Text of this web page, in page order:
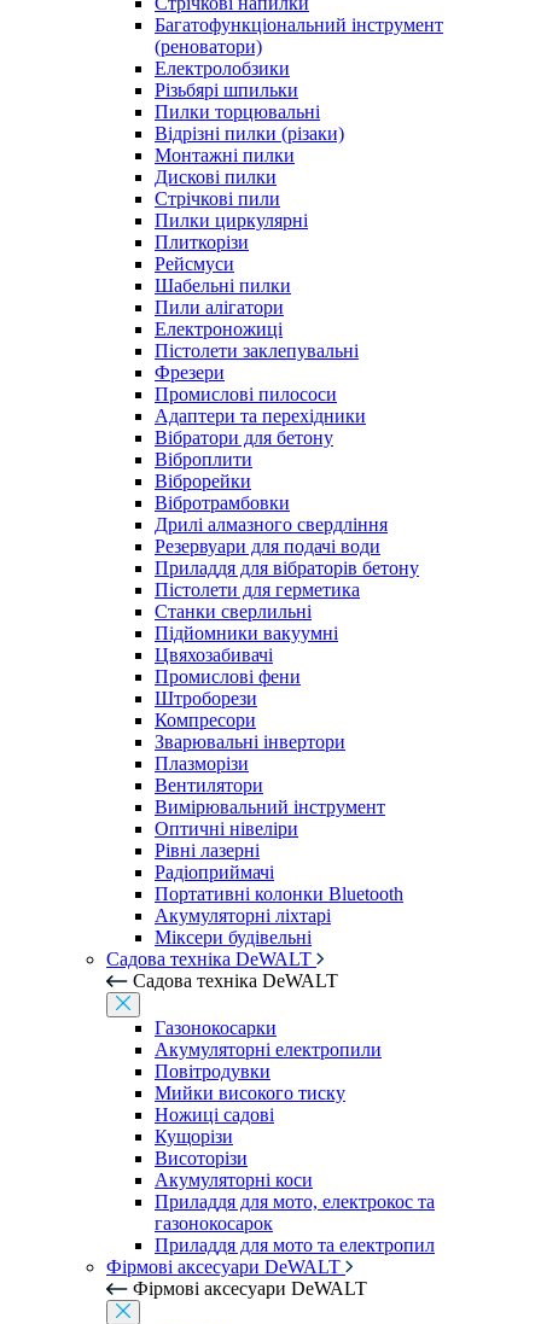
Багатофункціональний інструмент
(реноватори)
Електролобзики
Різьбярі шпильки
Пилки торцювальні
Відрізні пилки (різаки)
Монтажні пилки
Дискові пилки
Стрічкові пили
Пилки циркулярні
Плиткорізи
Рейсмуси
Шабельні пилки
Пили алігатори
Електроножиці
Пістолети заклепувальні
Фрезери
Промислові пилососи
Адаптери та перехідники
Вібратори для бетону
Віброплити
Віброрейки
Вібротрамбовки
Дрилі алмазного свердління
Резервуари для подачі води
Приладдя для вібраторів бетону
Пістолети для герметика
Станки сверлильні
Підйомники вакуумні
Цвяхозабивачі
Промислові фени
Штроборези
Компресори
Зварювальні інвертори
Плазморізи
Вентилятори
Вимірювальний інструмент
Оптичні нівеліри
Рівні лазерні
Радіоприймачі
Портативні колонки Bluetooth
Акумуляторні ліхтарі
Міксери будівельні
Садова техніка DeWALT
Садова техніка DeWALT
Газонокосарки
Акумуляторні електропили
Повітродувки
Мийки високого тиску
Ножиці садові
Кущорізи
Висоторізи
Акумуляторні коси
Приладдя для мото, електрокос та
газонокосарок
Приладдя для мото та електропил
Фірмові аксесуари DeWALT
Фірмові аксесуари DeWALT